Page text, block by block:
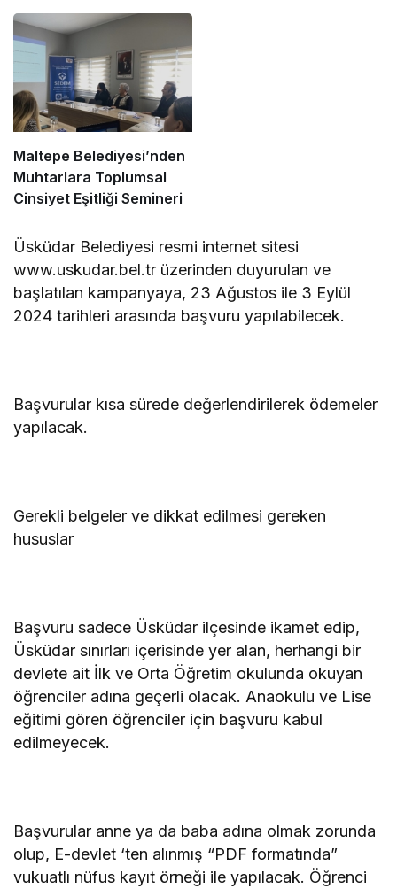
Maltepe Belediyesi’nden
Muhtarlara Toplumsal
Cinsiyet Eşitliği Semineri
Üsküdar Belediyesi resmi internet sitesi
www.uskudar.bel.tr üzerinden duyurulan ve
başlatılan kampanyaya, 23 Ağustos ile 3 Eylül
2024 tarihleri arasında başvuru yapılabilecek.
Başvurular kısa sürede değerlendirilerek ödemeler
yapılacak.
Gerekli belgeler ve dikkat edilmesi gereken
hususlar
Başvuru sadece Üsküdar ilçesinde ikamet edip,
Üsküdar sınırları içerisinde yer alan, herhangi bir
devlete ait İlk ve Orta Öğretim okulunda okuyan
öğrenciler adına geçerli olacak. Anaokulu ve Lise
eğitimi gören öğrenciler için başvuru kabul
edilmeyecek.
Başvurular anne ya da baba adına olmak zorunda
olup, E-devlet ‘ten alınmış “PDF formatında”
vukuatlı nüfus kayıt örneği ile yapılacak. Öğrenci